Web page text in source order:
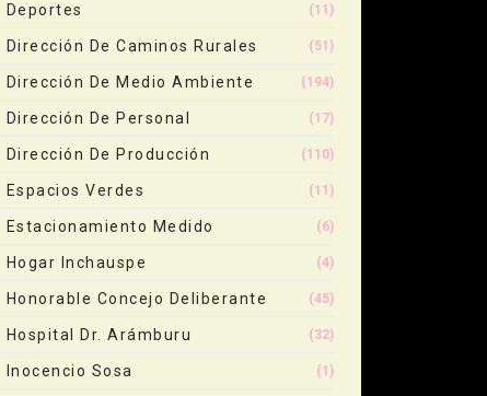
Deportes (11)
Dirección De Caminos Rurales (51)
Dirección De Medio Ambiente (194)
Dirección De Personal (17)
Dirección De Producción (110)
Espacios Verdes (11)
Estacionamiento Medido (6)
Hogar Inchauspe (4)
Honorable Concejo Deliberante (45)
Hospital Dr. Arámburu (32)
Inocencio Sosa (1)